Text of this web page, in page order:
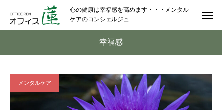
心の健康は幸福感を高めます・・・メンタル
ケアのコンシェルジュ
幸福感
メンタルケア